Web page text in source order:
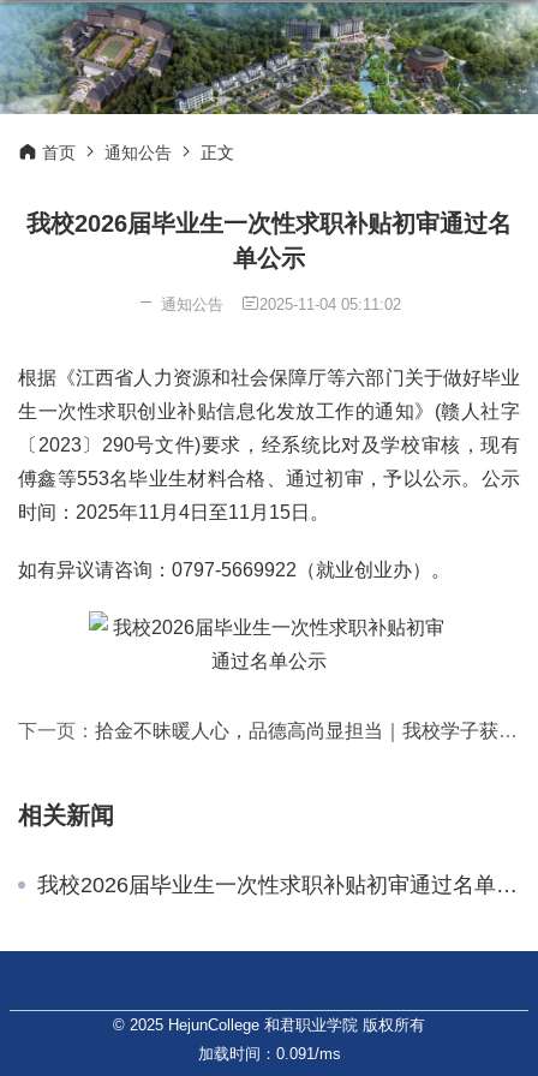
首页 通知公告 正文
我校2026届毕业生一次性求职补贴初审通过名
单公示
通知公告 2025-11-04 05:11:02
根据《江西省人力资源和社会保障厅等六部门关于做好毕业
生一次性求职创业补贴信息化发放工作的通知》(赣人社字
〔2023〕290号文件)要求，经系统比对及学校审核，现有
傅鑫等553名毕业生材料合格、通过初审，予以公示。公示
时间：2025年11月4日至11月15日。
如有异议请咨询：0797-5669922（就业创业办）。
下一页： 拾金不昧暖人心，品德高尚显担当｜我校学子获赠感谢信与锦旗
相关新闻
我校2026届毕业生一次性求职补贴初审通过名单公示
© 2025 HejunCollege 和君职业学院 版权所有
加载时间：0.091/ms